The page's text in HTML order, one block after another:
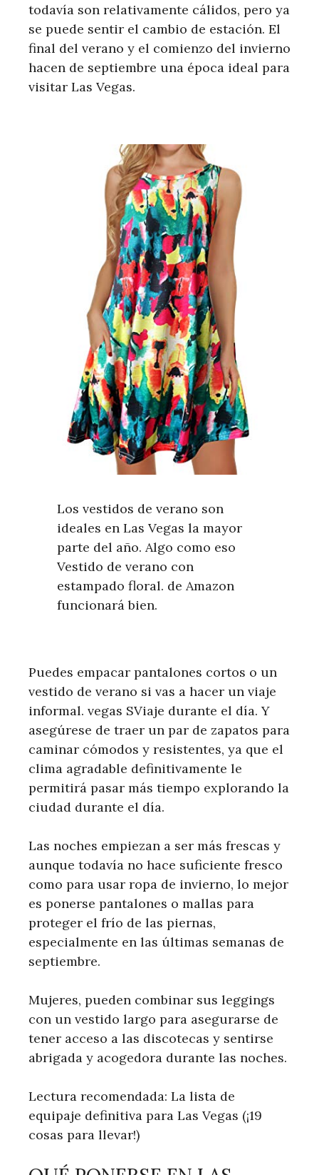
todavía son relativamente cálidos, pero ya
se puede sentir el cambio de estación. El
final del verano y el comienzo del invierno
hacen de septiembre una época ideal para
visitar Las Vegas.
Los vestidos de verano son
ideales en Las Vegas la mayor
parte del año. Algo como eso
Vestido de verano con
estampado floral. de Amazon
funcionará bien.
Puedes empacar pantalones cortos o un
vestido de verano si vas a hacer un viaje
informal. vegas SViaje durante el día. Y
asegúrese de traer un par de zapatos para
caminar cómodos y resistentes, ya que el
clima agradable definitivamente le
permitirá pasar más tiempo explorando la
ciudad durante el día.
Las noches empiezan a ser más frescas y
aunque todavía no hace suficiente fresco
como para usar ropa de invierno, lo mejor
es ponerse pantalones o mallas para
proteger el frío de las piernas,
especialmente en las últimas semanas de
septiembre.
Mujeres, pueden combinar sus leggings
con un vestido largo para asegurarse de
tener acceso a las discotecas y sentirse
abrigada y acogedora durante las noches.
Lectura recomendada: La lista de
equipaje definitiva para Las Vegas (¡19
cosas para llevar!)